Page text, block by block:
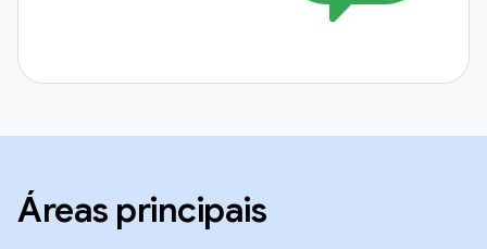
Áreas principais